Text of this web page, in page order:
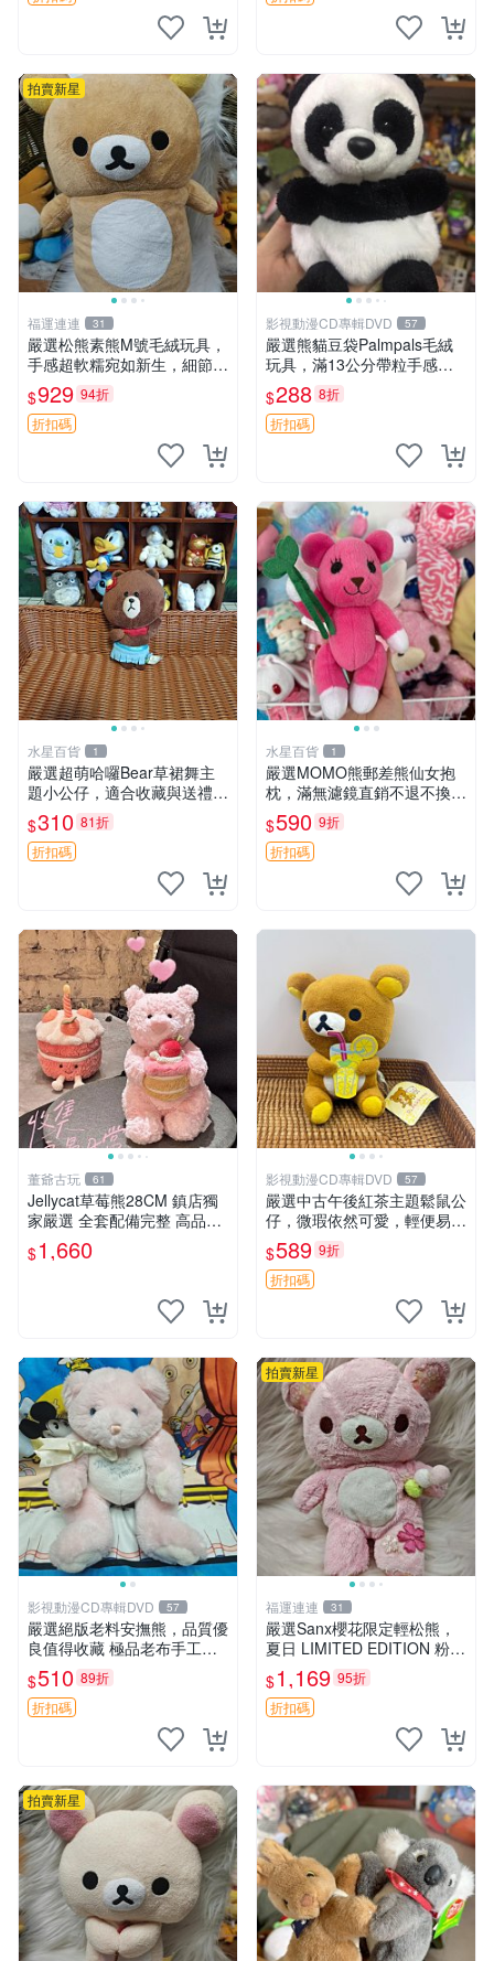
拍賣新星
福運連連 31
嚴選松熊素熊M號毛絨玩具，
手感超軟糯宛如新生，細節精
緻完美無瑕，推薦送禮或珍
藏，中古狀態保養得宜。 松
熊 素熊 毛絨doll
$929 94折
折扣碼
影視動漫CD專輯DVD 57
嚴選熊貓豆袋Palmpals毛絨
玩具，滿13公分帶粒手感極
佳，電影主題周邊推薦 熊貓
Palmpals 毛絨玩具 豆袋 劇場
版周邊
$288 8折
折扣碼
水星百貨 1
嚴選超萌哈囉Bear草裙舞主
題小公仔，適合收藏與送禮 1
00 克 哈囉Bear 草裙舞
$310 81折
折扣碼
水星百貨 1
嚴選MOMO熊郵差熊仙女抱
枕，滿無濾鏡直銷不退不換
經典造型可愛必備 紅薯啵啵
間抱枕 抱枕 時尚
$590 9折
折扣碼
董爺古玩 61
Jellycat草莓熊28CM 鎮店獨
家嚴選 全套配備完整 高品質
收藏好物 紋章 玩具熊 定制熊
$1,660
影視動漫CD專輯DVD 57
嚴選中古午後紅茶主題鬆鼠公
仔，微瑕依然可愛，輕便易運
送 二手收藏推薦 工廠直營 快
遞到府 中古 玩偶 公仔
$589 9折
折扣碼
影視動漫CD專輯DVD 57
嚴選絕版老料安撫熊，品質優
良值得收藏 極品老布手工安
撫搖鈴玩具，適合哄睡寶貝
超柔老料搖鈴熊，專為孩子設
計的安心伴護 推薦絕版老布
製工藝搖鈴熊，可當作童
$510 89折
折扣碼
拍賣新星
福運連連 31
嚴選Sanx櫻花限定輕松熊，
夏日 LIMITED EDITION 粉色
毛絨熊，背有拉鏈設計，肚內
填充豆袋，精致工藝呈現，狀
態如新，適合收藏與送人 櫻
$1,169 95折
折扣碼
拍賣新星